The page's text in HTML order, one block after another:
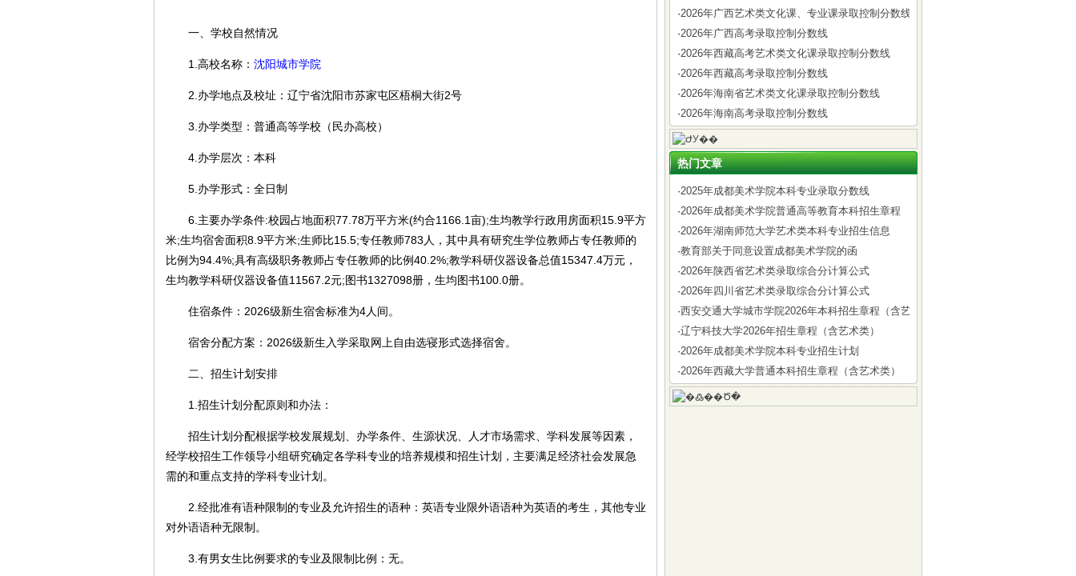
一、学校自然情况
1.高校名称： 沈阳城市学院
2.办学地点及校址：辽宁省沈阳市苏家屯区梧桐大街2号
3.办学类型：普通高等学校（民办高校）
4.办学层次：本科
5.办学形式：全日制
6.主要办学条件:校园占地面积77.78万平方米(约合1166.1亩);生均教学行政用房面积15.9平方
米;生均宿舍面积8.9平方米;生师比15.5;专任教师783人，其中具有研究生学位教师占专任教师的
比例为94.4%;具有高级职务教师占专任教师的比例40.2%;教学科研仪器设备总值15347.4万元，
生均教学科研仪器设备值11567.2元;图书1327098册，生均图书100.0册。
住宿条件：2026级新生宿舍标准为4人间。
宿舍分配方案：2026级新生入学采取网上自由选寝形式选择宿舍。
二、招生计划安排
1.招生计划分配原则和办法：
招生计划分配根据学校发展规划、办学条件、生源状况、人才市场需求、学科发展等因素，
经学校招生工作领导小组研究确定各学科专业的培养规模和招生计划，主要满足经济社会发展急
需的和重点支持的学科专业计划。
2.经批准有语种限制的专业及允许招生的语种：英语专业限外语语种为英语的考生，其他专业
对外语语种无限制。
3.有男女生比例要求的专业及限制比例：无。
·2026年广西艺术类文化课、专业课录取控制分数线
·2026年广西高考录取控制分数线
·2026年西藏高考艺术类文化课录取控制分数线
·2026年西藏高考录取控制分数线
·2026年海南省艺术类文化课录取控制分数线
·2026年海南高考录取控制分数线
热门文章
·2025年成都美术学院本科专业录取分数线
·2026年成都美术学院普通高等教育本科招生章程
·2026年湖南师范大学艺术类本科专业招生信息
·教育部关于同意设置成都美术学院的函
·2026年陕西省艺术类录取综合分计算公式
·2026年四川省艺术类录取综合分计算公式
·西安交通大学城市学院2026年本科招生章程（含艺术类）
·辽宁科技大学2026年招生章程（含艺术类）
·2026年成都美术学院本科专业招生计划
·2026年西藏大学普通本科招生章程（含艺术类）